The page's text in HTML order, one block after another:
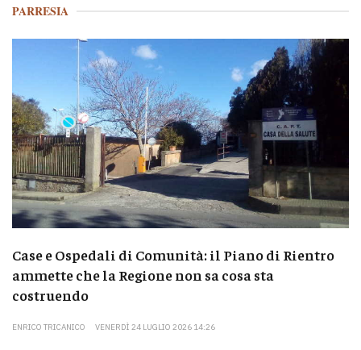
PARRESIA
Case e Ospedali di Comunità: il Piano di Rientro
ammette che la Regione non sa cosa sta
costruendo
ENRICO TRICANICO VENERDÌ 24 LUGLIO 2026 14:26